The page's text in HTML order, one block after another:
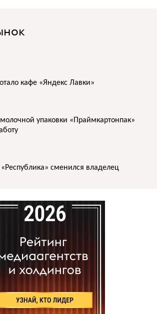
кафе «Яндекс Лавки»
упаковки «Праймкартонпак»
сменился владелец